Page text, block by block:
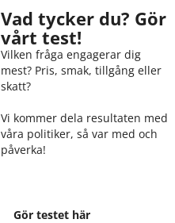
Vad tycker du? Gör
vårt test!
Vilken fråga engagerar dig
mest? Pris, smak, tillgång eller
skatt?
Vi kommer dela resultaten med
våra politiker, så var med och
påverka!
Gör testet här